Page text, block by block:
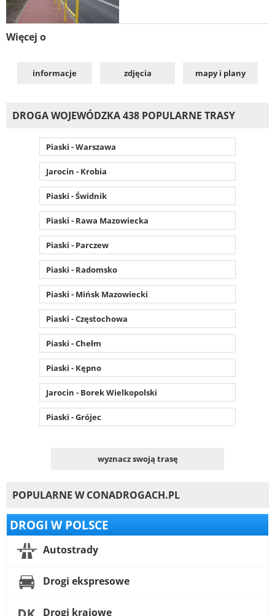
Więcej o
informacje zdjęcia mapy i plany
DROGA WOJEWÓDZKA 438 POPULARNE TRASY
Piaski - Warszawa
Jarocin - Krobia
Piaski - Świdnik
Piaski - Rawa Mazowiecka
Piaski - Parczew
Piaski - Radomsko
Piaski - Mińsk Mazowiecki
Piaski - Częstochowa
Piaski - Chełm
Piaski - Kępno
Jarocin - Borek Wielkopolski
Piaski - Grójec
wyznacz swoją trasę
POPULARNE W CONADROGACH.PL
DROGI W POLSCE
Autostrady
Drogi ekspresowe
Drogi krajowe